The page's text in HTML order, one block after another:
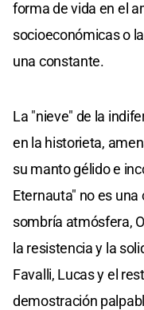
forma de vida en el
socioeconómicas o
una constante.
La "nieve" de la
en la historieta,
su manto gélido e
Eternauta" no es
sombría atmósfera,
la resistencia y la
Favalli, Lucas y el
demostración